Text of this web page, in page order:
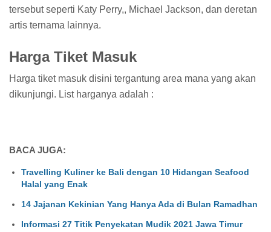
tersebut seperti Katy Perry,, Michael Jackson, dan deretan
artis ternama lainnya.
Harga Tiket Masuk
Harga tiket masuk disini tergantung area mana yang akan
dikunjungi. List harganya adalah :
BACA JUGA:
Travelling Kuliner ke Bali dengan 10 Hidangan Seafood
Halal yang Enak
14 Jajanan Kekinian Yang Hanya Ada di Bulan Ramadhan
Informasi 27 Titik Penyekatan Mudik 2021 Jawa Timur